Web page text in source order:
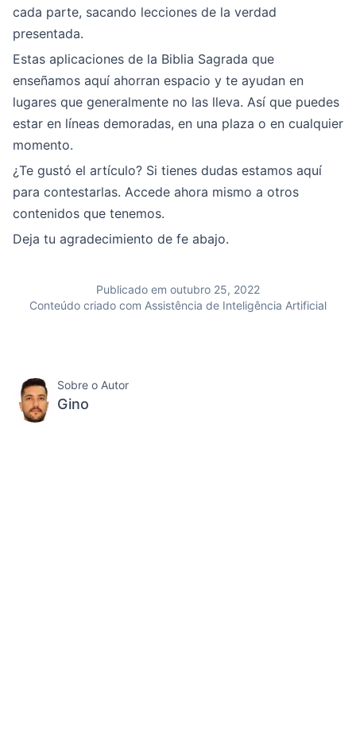
cada parte, sacando lecciones de la verdad
presentada.
Estas aplicaciones de la Biblia Sagrada que
enseñamos aquí ahorran espacio y te ayudan en
lugares que generalmente no las lleva. Así que puedes
estar en líneas demoradas, en una plaza o en cualquier
momento.
¿Te gustó el artículo? Si tienes dudas estamos aquí
para contestarlas. Accede ahora mismo a otros
contenidos que tenemos.
Deja tu agradecimiento de fe abajo.
Publicado em outubro 25, 2022
Conteúdo criado com Assistência de Inteligência Artificial
Sobre o Autor
Gino